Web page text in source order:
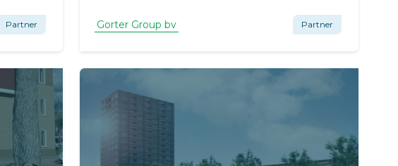
Partner
locatie van de voormalige Veerse Toren,
hotelvoorziening met een uitgesproken
architectonisch karakter.
Gorter Group bv Partner